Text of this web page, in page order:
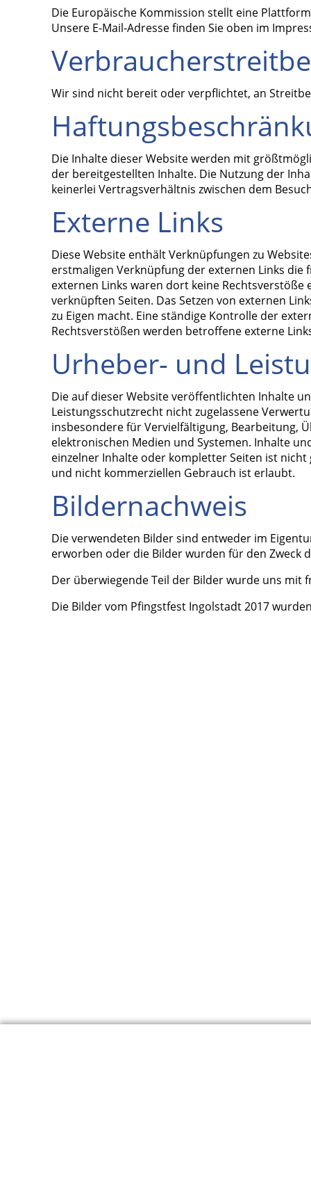
Die Europäische Kommission stellt eine
Unsere E-Mail-Adresse finden Sie oben im
Wir sind nicht bereit oder verpflichtet, an
Die Inhalte dieser Website werden mit
der bereitgestellten Inhalte. Die Nutzung der
keinerlei Vertragsverhältnis zwischen dem
Externe Links
Diese Website enthält Verknüpfungen zu
erstmaligen Verknüpfung der externen Links
externen Links waren dort keine
verknüpften Seiten. Das Setzen von externen
zu Eigen macht. Eine ständige Kontrolle der
Rechtsverstößen werden betroffene externe
Urheber- und
Die auf dieser Website veröffentlichten Inhalte
Leistungsschutzrecht nicht zugelassene
insbesondere für Vervielfältigung, Bearbeitung,
elektronischen Medien und Systemen. Inhalte
einzelner Inhalte oder kompletter Seiten ist
und nicht kommerziellen Gebrauch ist erlaubt.
Bildernachweis
Die verwendeten Bilder sind entweder im
erworben oder die Bilder wurden für den Zweck
Der überwiegende Teil der Bilder wurde uns
Die Bilder vom Pfingstfest Ingolstadt 2017